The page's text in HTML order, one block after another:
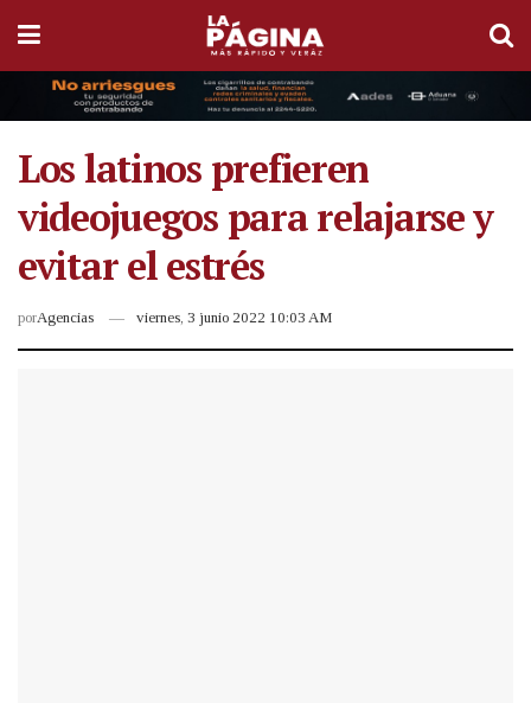
Los latinos prefieren
videojuegos para relajarse y
evitar el estrés
porAgencias viernes, 3 junio 2022 10:03 AM